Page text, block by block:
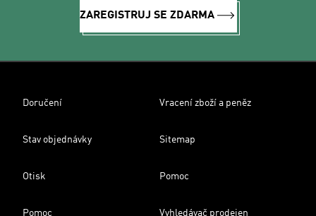
ZAREGISTRUJ SE ZDARMA
Doručení Vracení zboží a peněz
Stav objednávky Sitemap
Otisk Pomoc
Pomoc Vyhledávač prodejen